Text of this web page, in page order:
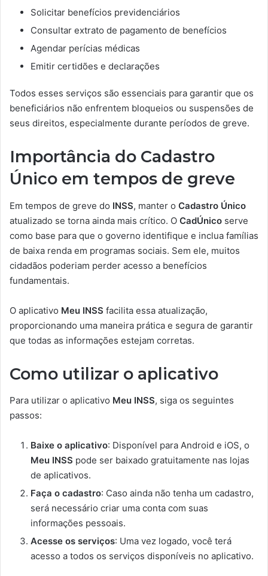
Solicitar benefícios previdenciários
Consultar extrato de pagamento de benefícios
Agendar perícias médicas
Emitir certidões e declarações
Todos esses serviços são essenciais para garantir que os
beneficiários não enfrentem bloqueios ou suspensões de
seus direitos, especialmente durante períodos de greve.
Importância do Cadastro
Único em tempos de greve
Em tempos de greve do INSS, manter o Cadastro Único
atualizado se torna ainda mais crítico. O CadÚnico serve
como base para que o governo identifique e inclua famílias
de baixa renda em programas sociais. Sem ele, muitos
cidadãos poderiam perder acesso a benefícios
fundamentais.
O aplicativo Meu INSS facilita essa atualização,
proporcionando uma maneira prática e segura de garantir
que todas as informações estejam corretas.
Como utilizar o aplicativo
Para utilizar o aplicativo Meu INSS, siga os seguintes
passos:
Baixe o aplicativo: Disponível para Android e iOS, o
Meu INSS pode ser baixado gratuitamente nas lojas
de aplicativos.
Faça o cadastro: Caso ainda não tenha um cadastro,
será necessário criar uma conta com suas
informações pessoais.
Acesse os serviços: Uma vez logado, você terá
acesso a todos os serviços disponíveis no aplicativo.